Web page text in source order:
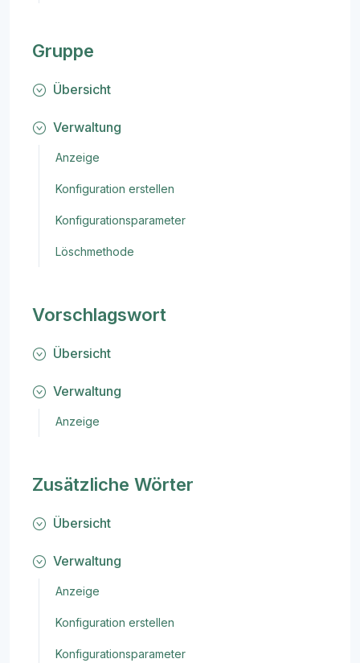
Gruppe
Übersicht
Verwaltung
Anzeige
Konfiguration erstellen
Konfigurationsparameter
Löschmethode
Vorschlagswort
Übersicht
Verwaltung
Anzeige
Zusätzliche Wörter
Übersicht
Verwaltung
Anzeige
Konfiguration erstellen
Konfigurationsparameter